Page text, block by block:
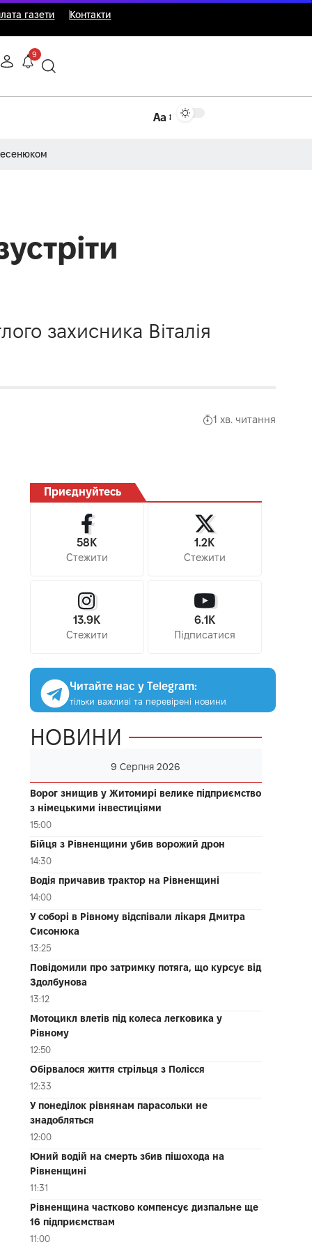
газети Контакти
9
Аа
захисника Віталія
1 хв. читання
Приєднуйтесь
58K
Стежити
1.2K
Стежити
13.9K
Стежити
6.1K
Підписатися
Читайте нас у Telegram:
тільки важливі та перевірені новини
НОВИНИ
9 Серпня 2026
Ворог знищив у Житомирі велике підприємство
з німецькими інвестиціями
15:00
Бійця з Рівненщини убив ворожий дрон
14:30
Водія причавив трактор на Рівненщині
14:00
У соборі в Рівному відспівали лікаря Дмитра
Сисонюка
13:25
Повідомили про затримку потяга, що курсує від
Здолбунова
13:12
Мотоцикл влетів під колеса легковика у
Рівному
12:50
Обірвалося життя стрільця з Полісся
12:33
У понеділок рівнянам парасольки не
знадобляться
12:00
Юний водій на смерть збив пішохода на
Рівненщині
11:31
Рівненщина частково компенсує дизпальне ще
16 підприємствам
11:00